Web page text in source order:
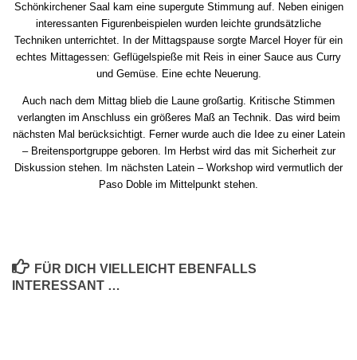
Schönkirchener Saal kam eine supergute Stimmung auf. Neben einigen
interessanten Figurenbeispielen wurden leichte grundsätzliche
Techniken unterrichtet. In der Mittagspause sorgte Marcel Hoyer für ein
echtes Mittagessen: Geflügelspieße mit Reis in einer Sauce aus Curry
und Gemüse. Eine echte Neuerung.
Auch nach dem Mittag blieb die Laune großartig. Kritische Stimmen
verlangten im Anschluss ein größeres Maß an Technik. Das wird beim
nächsten Mal berücksichtigt. Ferner wurde auch die Idee zu einer Latein
– Breitensportgruppe geboren. Im Herbst wird das mit Sicherheit zur
Diskussion stehen. Im nächsten Latein – Workshop wird vermutlich der
Paso Doble im Mittelpunkt stehen.
FÜR DICH VIELLEICHT EBENFALLS
INTERESSANT …